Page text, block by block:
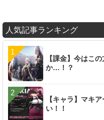
人気記事ランキング
【課金】今はこ
か…！？
【キャラ】マキ
い！！